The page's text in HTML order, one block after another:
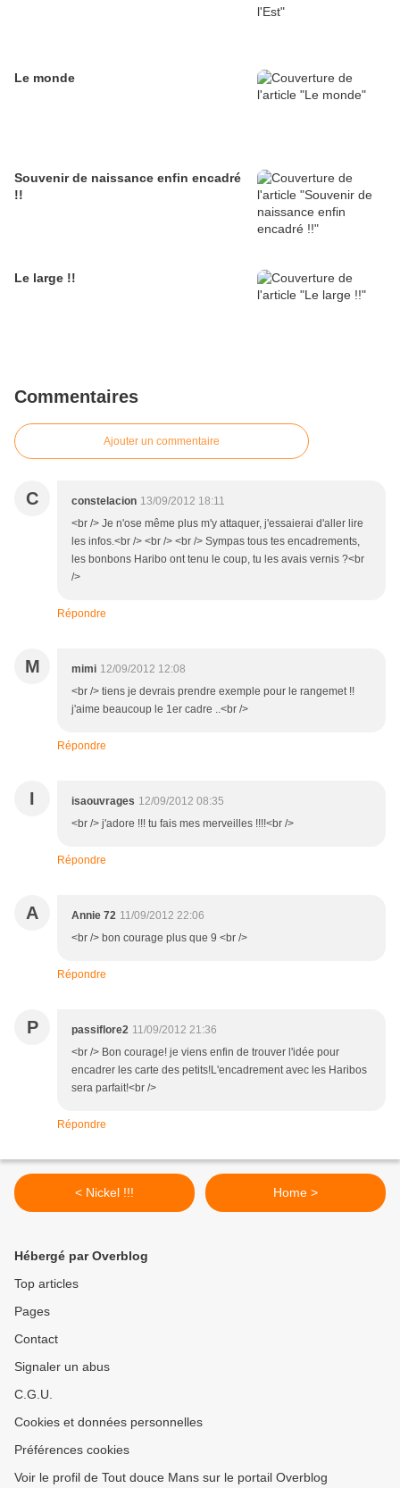
Le monde
Souvenir de naissance enfin encadré
!!
Le large !!
Commentaires
Ajouter un commentaire
C constelacion 13/09/2012 18:11
<br /> Je n'ose même plus m'y attaquer, j'essaierai d'aller lire
les infos.<br /> <br /> <br /> Sympas tous tes encadrements,
les bonbons Haribo ont tenu le coup, tu les avais vernis ?<br
/>
Répondre
M mimi 12/09/2012 12:08
<br /> tiens je devrais prendre exemple pour le rangemet !!
j'aime beaucoup le 1er cadre ..<br />
Répondre
I isaouvrages 12/09/2012 08:35
<br /> j'adore !!! tu fais mes merveilles !!!!<br />
Répondre
A Annie 72 11/09/2012 22:06
<br /> bon courage plus que 9 <br />
Répondre
P passiflore2 11/09/2012 21:36
<br /> Bon courage! je viens enfin de trouver l'idée pour
encadrer les carte des petits!L'encadrement avec les Haribos
sera parfait!<br />
Répondre
< Nickel !!! Home >
Hébergé par Overblog
Top articles
Pages
Contact
Signaler un abus
C.G.U.
Cookies et données personnelles
Préférences cookies
Voir le profil de Tout douce Mans sur le portail Overblog